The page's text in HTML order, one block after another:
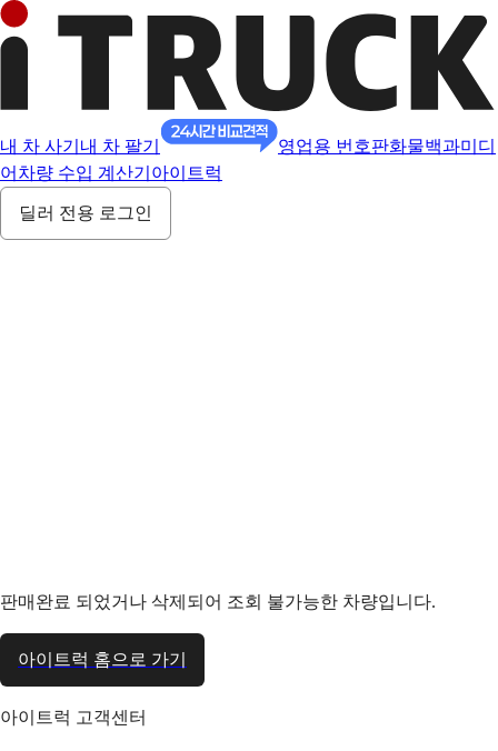
내 차 사기 내 차 팔기 영업용 번호판화물백과미디
어 차량 수입 계산기 아이트럭
딜러 전용 로그인
판매완료 되었거나 삭제되어 조회 불가능한 차량입니다.
아이트럭 홈으로 가기
아이트럭 고객센터